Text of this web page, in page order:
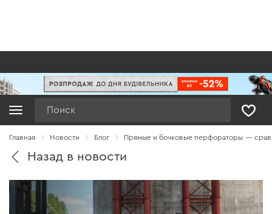
Главная Новости Блог Прямые и бочковые перфораторы —
Назад в новости